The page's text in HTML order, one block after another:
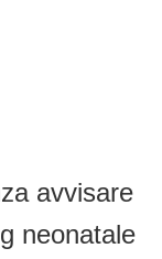
avvisare
neonatale